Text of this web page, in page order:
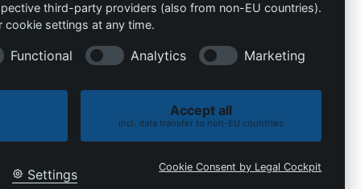
Wohlenbergstraße 6
30179 Hannover
Alemania
Política de cookies Política de privacidad
third-party providers (also from non-EU countries).
cookie settings at any time.
Functional Analytics Marketing
Accept all
incl. data transfer to non-EU countries
Settings Cookie Consent by Legal Cockpit